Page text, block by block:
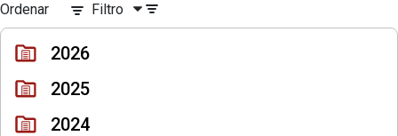
Ordenar Filtro
2026
2025
2024